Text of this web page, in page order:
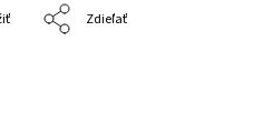
Zdieľať